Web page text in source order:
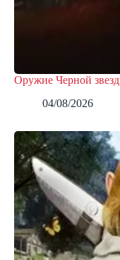
Оружие Черной
04/08/2026